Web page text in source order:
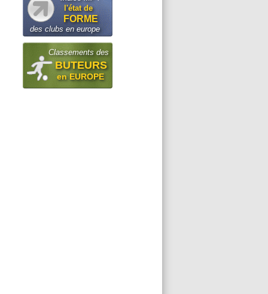
l'état de
FORME
des clubs en europe
Classements des
BUTEURS
en EUROPE